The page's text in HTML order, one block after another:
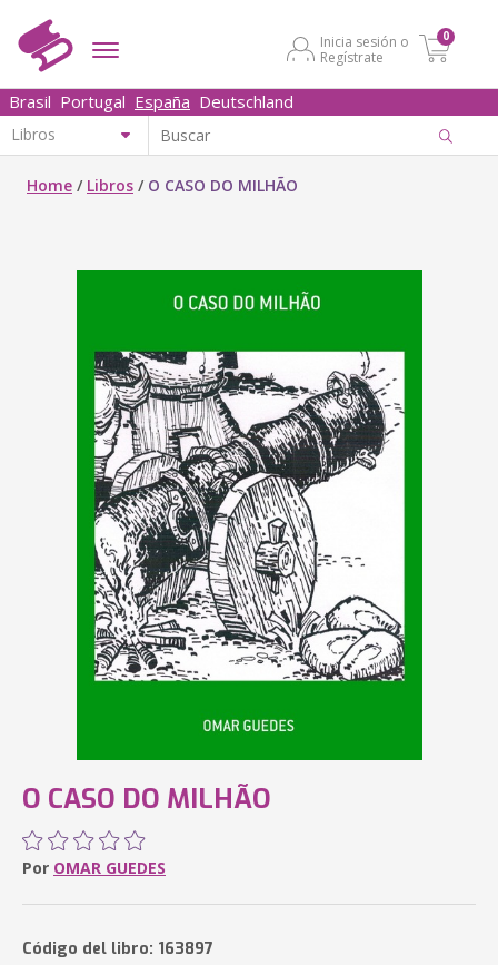
Inicia sesión o
Regístrate
0
Brasil Portugal España Deutschland
Home / Libros / O CASO DO MILHÃO
O CASO DO MILHÃO
Por OMAR GUEDES
Código del libro: 163897